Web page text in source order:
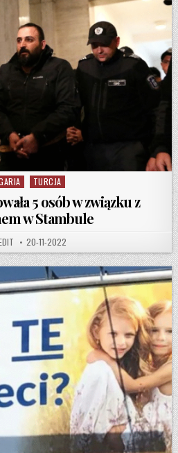
in TURCJA
5 osób w związku z
w Stambule
PUBLISHED DATE:
20-11-2022